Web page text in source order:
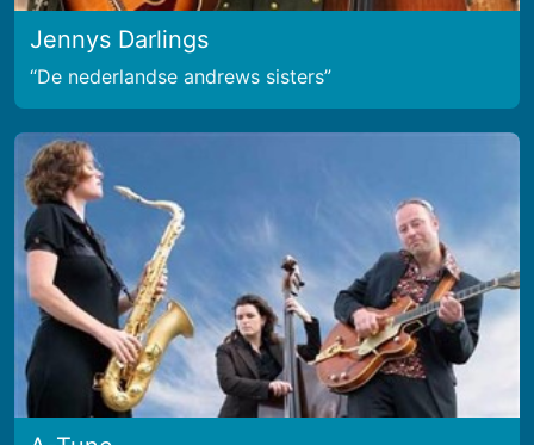
Jennys Darlings
De nederlandse andrews sisters